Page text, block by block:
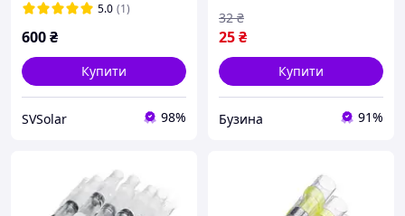
5.0 (1)
600₴
Купити
SVSolar 98%
25₴
32 ₴
Купити
Бузина 91%